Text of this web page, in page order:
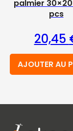
palmier
pcs
20,45
AJOUTER AU